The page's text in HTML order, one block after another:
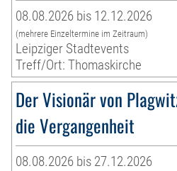
08.08.2026 bis 12.12.2026
(mehrere Einzeltermine im Zeitraum)
Leipziger Stadtevents
Treff/Ort: Thomaskirche
Der Visionär von
die Vergangenheit
08.08.2026 bis 27.12.2026